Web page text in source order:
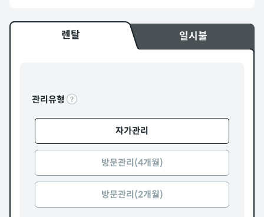
렌탈 일시불
관리유형
자가관리
방문관리(4개월)
방문관리(2개월)